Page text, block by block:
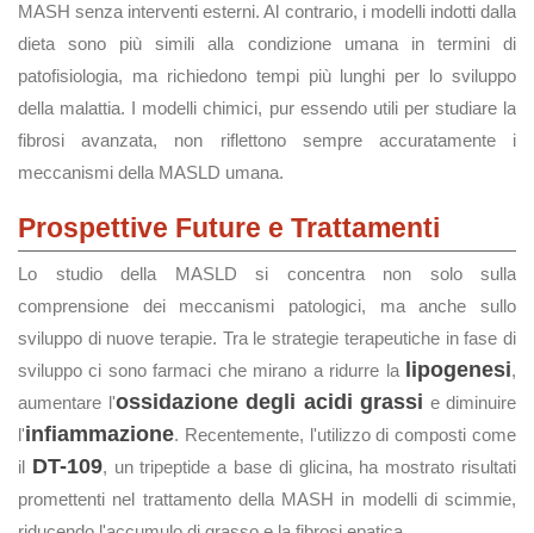
MASH senza interventi esterni. Al contrario, i modelli indotti dalla
dieta sono più simili alla condizione umana in termini di
patofisiologia, ma richiedono tempi più lunghi per lo sviluppo
della malattia. I modelli chimici, pur essendo utili per studiare la
fibrosi avanzata, non riflettono sempre accuratamente i
meccanismi della MASLD umana.
Prospettive Future e Trattamenti
Lo studio della MASLD si concentra non solo sulla
comprensione dei meccanismi patologici, ma anche sullo
sviluppo di nuove terapie. Tra le strategie terapeutiche in fase di
sviluppo ci sono farmaci che mirano a ridurre la
lipogenesi,
aumentare l'ossidazione degli acidi grassi e diminuire
l'infiammazione. Recentemente, l'utilizzo di composti come
il DT-109, un tripeptide a base di glicina, ha mostrato risultati
promettenti nel trattamento della MASH in modelli di scimmie,